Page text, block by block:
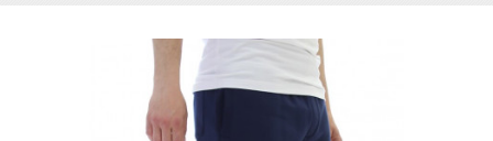
Français